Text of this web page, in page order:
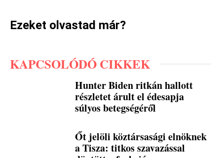
Ezeket olvastad már?
KAPCSOLÓDÓ CIKKEK
Hunter Biden ritkán hallott
részletet árult el édesapja
súlyos betegségéről
Őt jelöli köztársasági elnöknek
a Tisza: titkos szavazással